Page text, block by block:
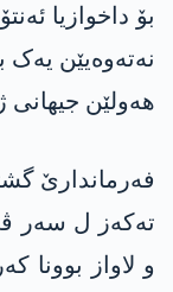
بۆ داخوازیا
نەتەوەیێن یەک
هەولێن جیهانی
فەرماندارێ
تەکەز ل سەر
و لاواز